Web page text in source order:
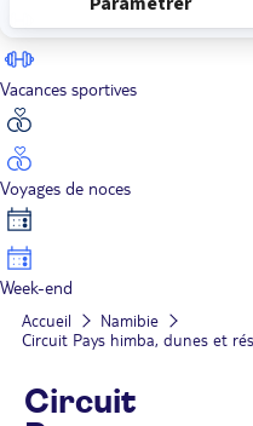
Vacances sportives
Voyages de noces
Week-end
Accueil
Namibie
Circuit Pays himba, dunes et
Circuit